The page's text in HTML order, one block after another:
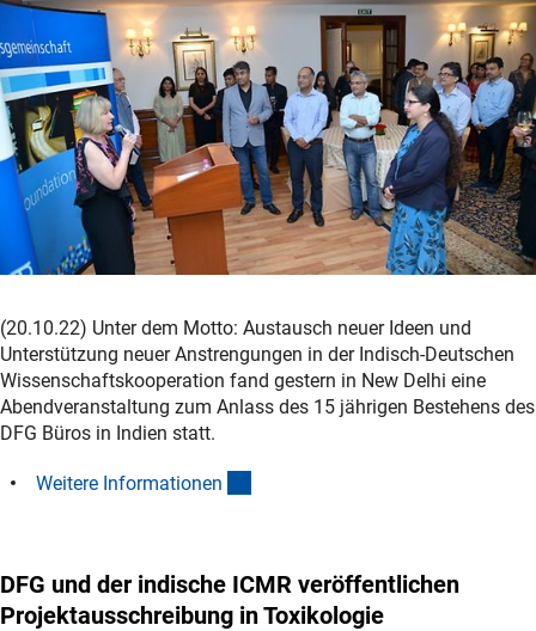
(20.10.22) Unter dem Motto: Austausch neuer Ideen und
Unterstützung neuer Anstrengungen in der Indisch-Deutschen
Wissenschaftskooperation fand gestern in New Delhi eine
Abendveranstaltung zum Anlass des 15 jährigen Bestehens des
DFG Büros in Indien statt.
Weitere Informationen
DFG und der indische ICMR veröffentlichen
Projektausschreibung in Toxikologie